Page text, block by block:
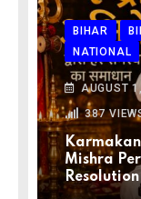
BIHAR
NATIONAL
AUGUST
387
Mishra